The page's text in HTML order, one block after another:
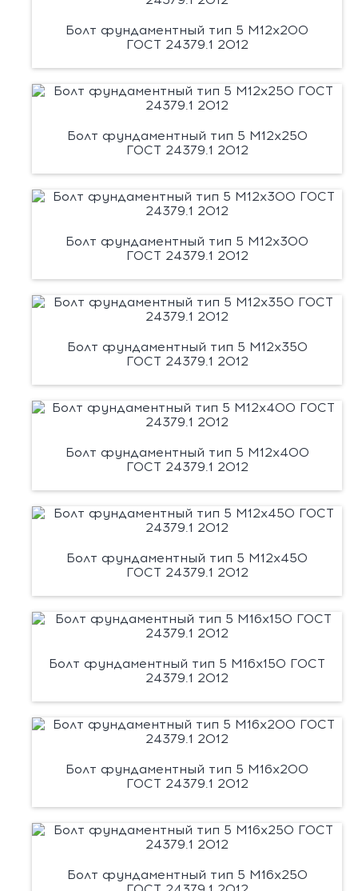
Болт фундаментный тип 5 М12х200
ГОСТ 24379.1 2012
Болт фундаментный тип 5 М12х250
ГОСТ 24379.1 2012
Болт фундаментный тип 5 М12х300
ГОСТ 24379.1 2012
Болт фундаментный тип 5 М12х350
ГОСТ 24379.1 2012
Болт фундаментный тип 5 М12х400
ГОСТ 24379.1 2012
Болт фундаментный тип 5 М12х450
ГОСТ 24379.1 2012
Болт фундаментный тип 5 М16х150 ГОСТ
24379.1 2012
Болт фундаментный тип 5 М16х200
ГОСТ 24379.1 2012
Болт фундаментный тип 5 М16х250